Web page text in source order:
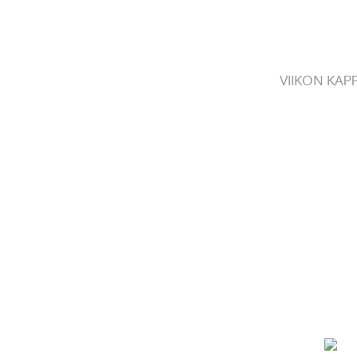
VIIKON